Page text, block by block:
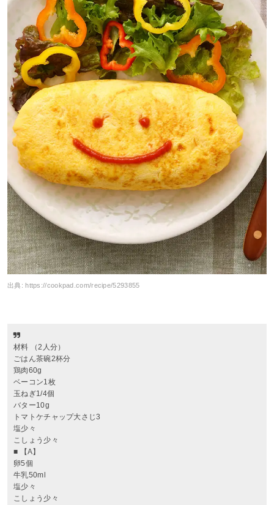
出典: https://cookpad.com/recipe/5293855
材料 （2人分）
ごはん茶碗2杯分
鶏肉60g
ベーコン1枚
玉ねぎ1/4個
バター10g
トマトケチャップ大さじ3
塩少々
こしょう少々
■ 【A】
卵5個
牛乳50ml
塩少々
こしょう少々